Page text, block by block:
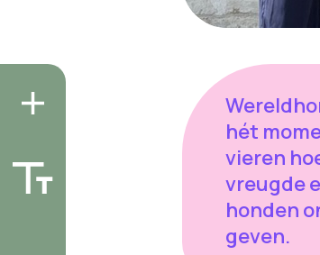
hét
vieren
vreugde
honden
geven.